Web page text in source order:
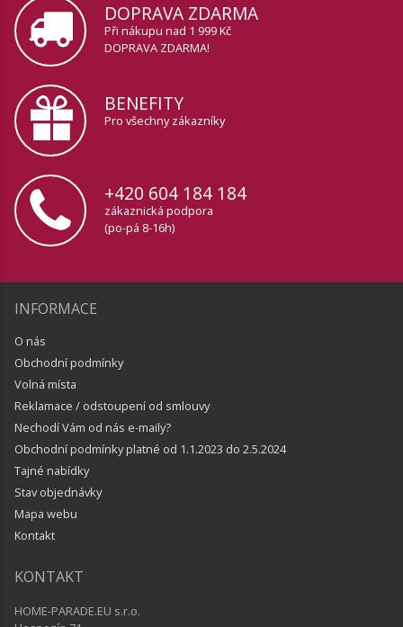
DOPRAVA ZDARMA
Při nákupu nad 1 999 Kč
DOPRAVA ZDARMA!
BENEFITY
Pro všechny zákazníky
+420 604 184 184
zákaznická podpora
(po-pá 8-16h)
INFORMACE
O nás
Obchodní podmínky
Volná místa
Reklamace / odstoupení od smlouvy
Nechodí Vám od nás e-maily?
Obchodní podmínky platné od 1.1.2023 do 2.5.2024
Tajné nabídky
Stav objednávky
Mapa webu
Kontakt
KONTAKT
HOME-PARADE.EU s.r.o.